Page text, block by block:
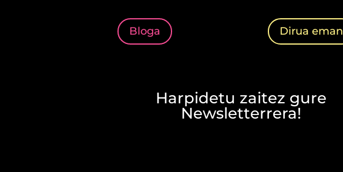
Bloga Dirua eman
Harpidetu zaitez gure
Newsletterrera!